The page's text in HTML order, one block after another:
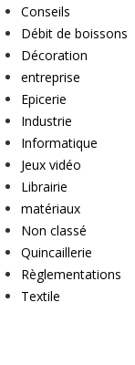
Conseils
Débit de boissons
Décoration
entreprise
Epicerie
Industrie
Informatique
Jeux vidéo
Librairie
matériaux
Non classé
Quincaillerie
Règlementations
Textile